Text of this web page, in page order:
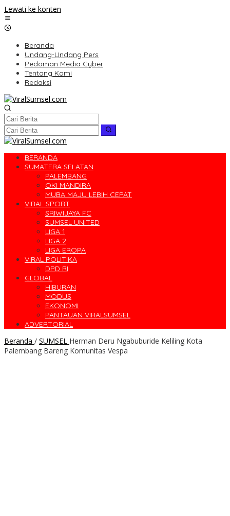
Lewati ke konten
Beranda
Undang-Undang Pers
Pedoman Media Cyber
Tentang Kami
Redaksi
BERANDA
SUMATERA SELATAN
PALEMBANG
OKI MANDIRA
MUBA MAJU LEBIH CEPAT
VIRAL SPORT
SRIWIJAYA FC
SUMSEL UNITED
LIGA 1
LIGA 2
LIGA EROPA
VIRAL POLITIKA
DPD RI
GLOBAL
HIBURAN
MODUS
EKONOMI
PANTAUAN VIRALSUMSEL
ADVERTORIAL
Beranda / SUMSEL Herman Deru Ngabuburide Keliling Kota
Palembang Bareng Komunitas Vespa